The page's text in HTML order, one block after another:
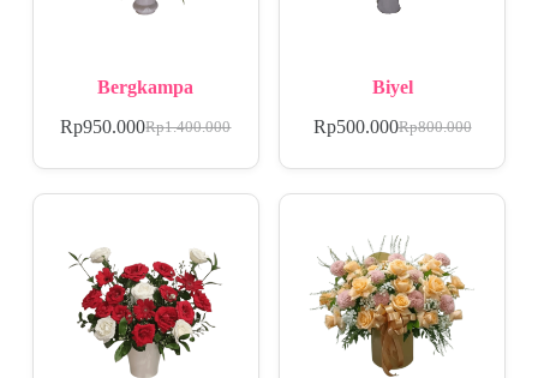
Bergkampa
Rp1.400.000
Rp950.000
Biyel
Rp800.000
Rp500.000